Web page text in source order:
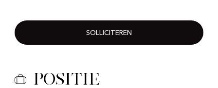
SOLLICITEREN
Positie